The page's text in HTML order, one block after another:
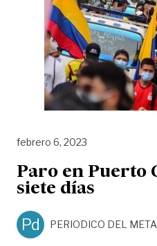
febrero 6, 2023
Paro en Puerto
siete días
Pd PERIODICO DEL META